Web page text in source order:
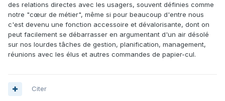
des relations directes avec les usagers, souvent définies comme
notre "cœur de métier", même si pour beaucoup d'entre nous
c'est devenu une fonction accessoire et dévalorisante, dont on
peut facilement se débarrasser en argumentant d'un air désolé
sur nos lourdes tâches de gestion, planification, management,
réunions avec les élus et autres commandes de papier-cul.
Citer